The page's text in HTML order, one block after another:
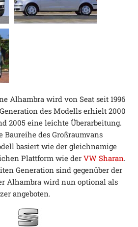
Alhambra wird von Seat seit 1996
des Modells erhielt 2000
2005 eine leichte Überarbeitung.
Baureihe des Großraumvans
basiert wie der gleichnamige
Plattform wie derVW Sharan.
Generation sind gegenüber der
Alhambra wird nun optional als
angeboten.